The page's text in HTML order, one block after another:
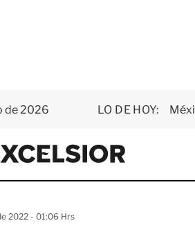
de 2026 LO DE HOY:
E
x
e
2022 - 01:06 Hrs